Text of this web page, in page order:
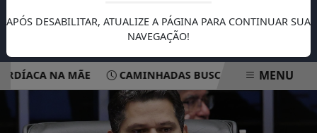
NA MÃE CAMINHADAS BUSCAM CONSCIENTIZAR
MENU
APÓS DESABILITAR, ATUALIZE A PÁGINA PARA CONTINUAR SUA
NAVEGAÇÃO!